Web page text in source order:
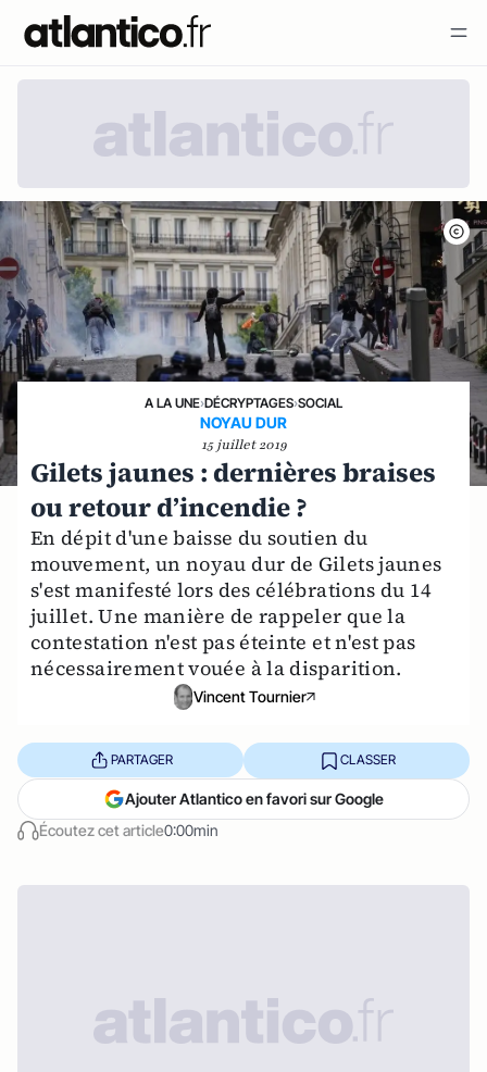
A LA UNE›DÉCRYPTAGES›SOCIAL
NOYAU DUR
15 juillet 2019
Gilets jaunes : dernières braises
ou retour d’incendie ?
En dépit d'une baisse du soutien du
mouvement, un noyau dur de Gilets jaunes
s'est manifesté lors des célébrations du 14
juillet. Une manière de rappeler que la
contestation n'est pas éteinte et n'est pas
nécessairement vouée à la disparition.
Vincent Tournier
Écoutez cet article0:00min
PARTAGER CLASSER
Ajouter Atlantico en favori sur Google